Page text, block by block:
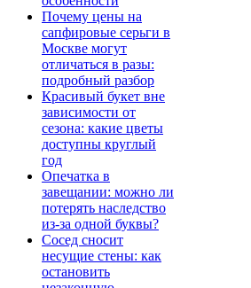
Почему цены на
сапфировые серьги в
Москве могут
отличаться в разы:
подробный разбор
Красивый букет вне
зависимости от
сезона: какие цветы
доступны круглый
год
Опечатка в
завещании: можно ли
потерять наследство
из-за одной буквы?
Сосед сносит
несущие стены: как
остановить